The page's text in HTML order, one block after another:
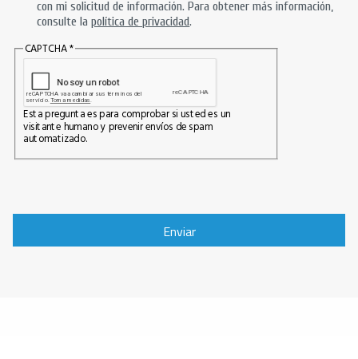
con mi solicitud de información. Para obtener más información,
consulte lapolítica de privacidad.
CAPTCHA
Esta pregunta es para comprobar si usted es un
visitante humano y prevenir envíos de spam
automatizado.
Enviar